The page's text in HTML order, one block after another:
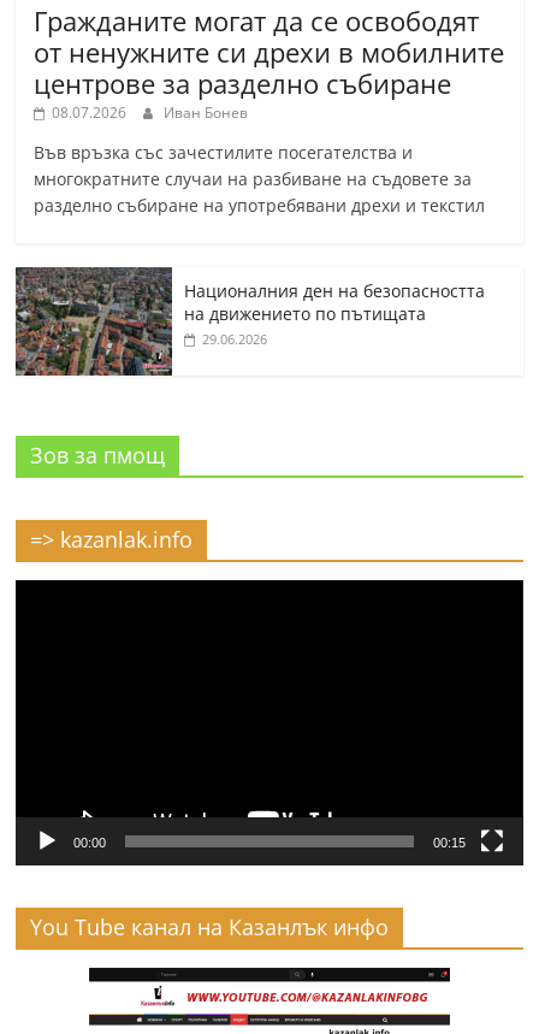
Гражданите могат да се освободят
от ненужните си дрехи в мобилните
центрове за разделно събиране
08.07.2026 Иван Бонев
Във връзка със зачестилите посегателства и
многократните случаи на разбиване на съдовете за
разделно събиране на употребявани дрехи и текстил
Националния ден на безопасността
на движението по пътищата
29.06.2026
Зов за пмощ
=> kazanlak.info
00:00 00:15
You Tube канал на Казанлък инфо